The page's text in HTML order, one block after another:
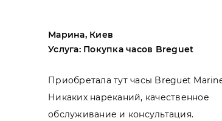
Марина, Киев
Услуга: Покупка часов Breguet
Приобретала тут часы Breguet
Никаких нареканий, качественное
обслуживание и консультация.